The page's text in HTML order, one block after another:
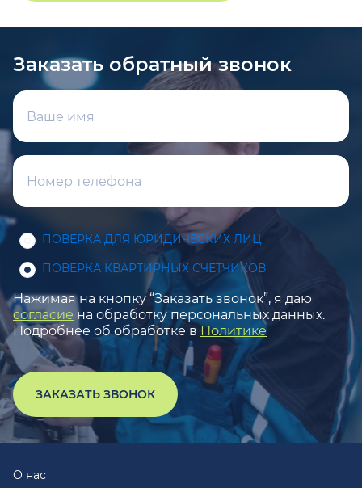
Заказать обратный звонок
ПОВЕРКА ДЛЯ ЮРИДИЧЕСКИХ ЛИЦ
ПОВЕРКА КВАРТИРНЫХ СЧЕТЧИКОВ
Нажимая на кнопку “Заказать звонок”, я даю
согласие на обработку персональных данных.
Подробнее об обработке в Политике
ЗАКАЗАТЬ ЗВОНОК
О нас